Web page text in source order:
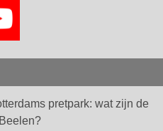
pretpark: wat zijn de